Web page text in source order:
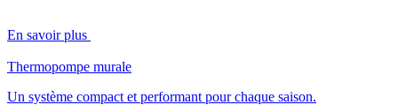
En savoir plus
Thermopompe murale
Un système compact et performant pour chaque saison.